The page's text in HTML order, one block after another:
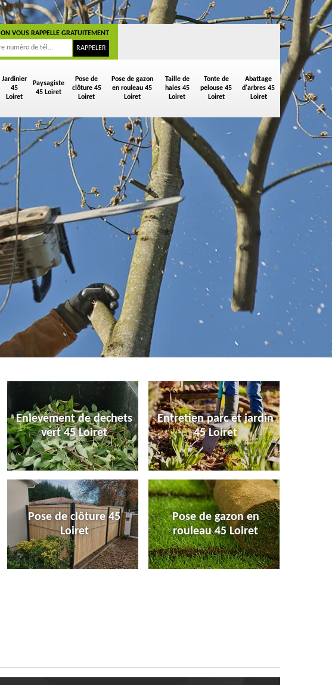
Jardinier
45
Loiret
Paysagiste
45 Loiret
Pose de
clôture 45
Loiret
Pose de gazon
en rouleau 45
Loiret
Taille de
haies 45
Loiret
Tonte de
pelouse 45
Loiret
Abattage
d'arbres 45
Loiret
ON VOUS RAPPELLE GRATUITEMENT
Enlevement de dechets
vert 45 Loiret
Entretien parc et jardin
45 Loiret
Pose de clôture 45
Loiret
Pose de gazon en
rouleau 45 Loiret